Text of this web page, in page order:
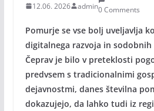
12.06. 2026 admin0 Comments
Pomurje se vse bolj uveljavlja
digitalnega razvoja in
Čeprav je bilo v preteklosti
predvsem s tradicionalnimi
dejavnostmi, danes številna
dokazujejo, da lahko tudi iz